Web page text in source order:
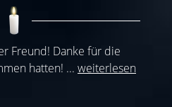
Freund! Danke für die
hatten! ... weiterlesen